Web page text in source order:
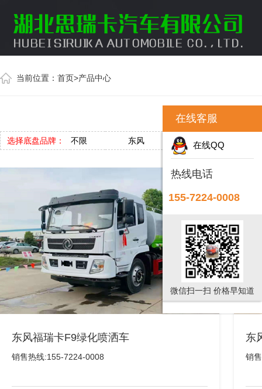
当前位置： 首页>产品中心
选择底盘品牌： 不限 东风 福田
东风福瑞卡F9绿化喷洒车
销售热线:155-7224-0008
东
销
在线客服
在线QQ
热线电话
155-7224-0008
微信扫一扫 价格早知道